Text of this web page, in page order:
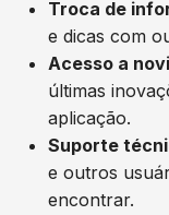
Troca de
e dicas com
Acesso a
últimas
aplicação.
Suporte
e outros
encontrar.